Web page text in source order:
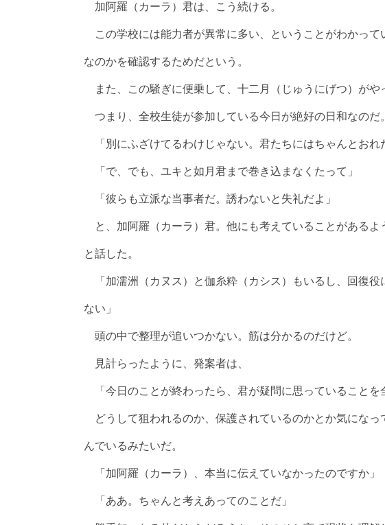
加阿羅（カーラ）君は、こう続ける。
この学校には能力者が異常に多い、ということがわかっ
なのかを確認するためだという。
また、この騒ぎに便乗して、十二月（じゅうにげつ）がや
つまり、全校生徒が参加している今日が絶好の日和なのだ。
「別にふざけてるわけじゃない。君たちにはちゃんとおれ
「で、でも、ユキと如月君まで巻き込まなくたって」
「彼らも立派な当事者だ。誘わないと失礼だよ」
と、加阿羅（カーラ）君。他にも考えていることがある
と話した。
「加濡洲（カヌス）と伽糸粋（カシス）もいるし、回復役
ない」
頭の中で整理が追いつかない。筋は分かるのだけど。
見計らったように、発案者は、
「今日のことが終わったら、君が疑問に思っていることを
どうして狙われるのか、保護されているのかとか気になっ
んでいるみたいだ。
「加阿羅（カーラ）、本当に伝えていなかったのですか」
「ああ。ちゃんと考えあってのことだ」